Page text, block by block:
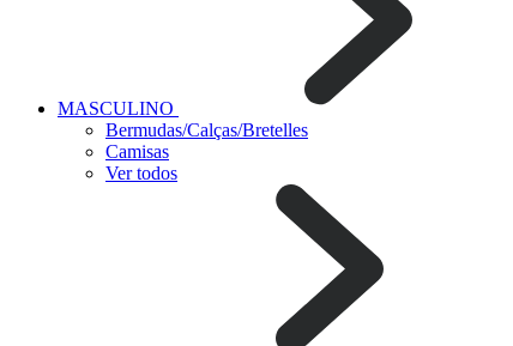
MASCULINO
Bermudas/Calças/Bretelles
Camisas
Ver todos